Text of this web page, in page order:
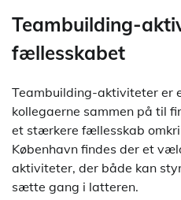
Teambuilding-
fællesskabet
Teambuilding-aktiviteter er
kollegaerne sammen på til
et stærkere fællesskab
København findes der et
aktiviteter, der både kan
sætte gang i latteren.